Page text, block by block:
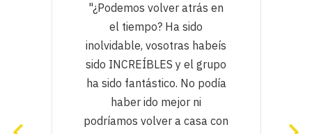
"¿Podemos volver atrás en
el tiempo? Ha sido
inolvidable, vosotras habeís
sido INCREÍBLES y el grupo
ha sido fantástico. No podía
haber ido mejor ni
podríamos volver a casa con